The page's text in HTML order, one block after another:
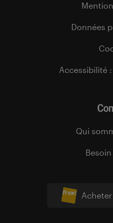
Données
Accessibilité
Qui
Besoin